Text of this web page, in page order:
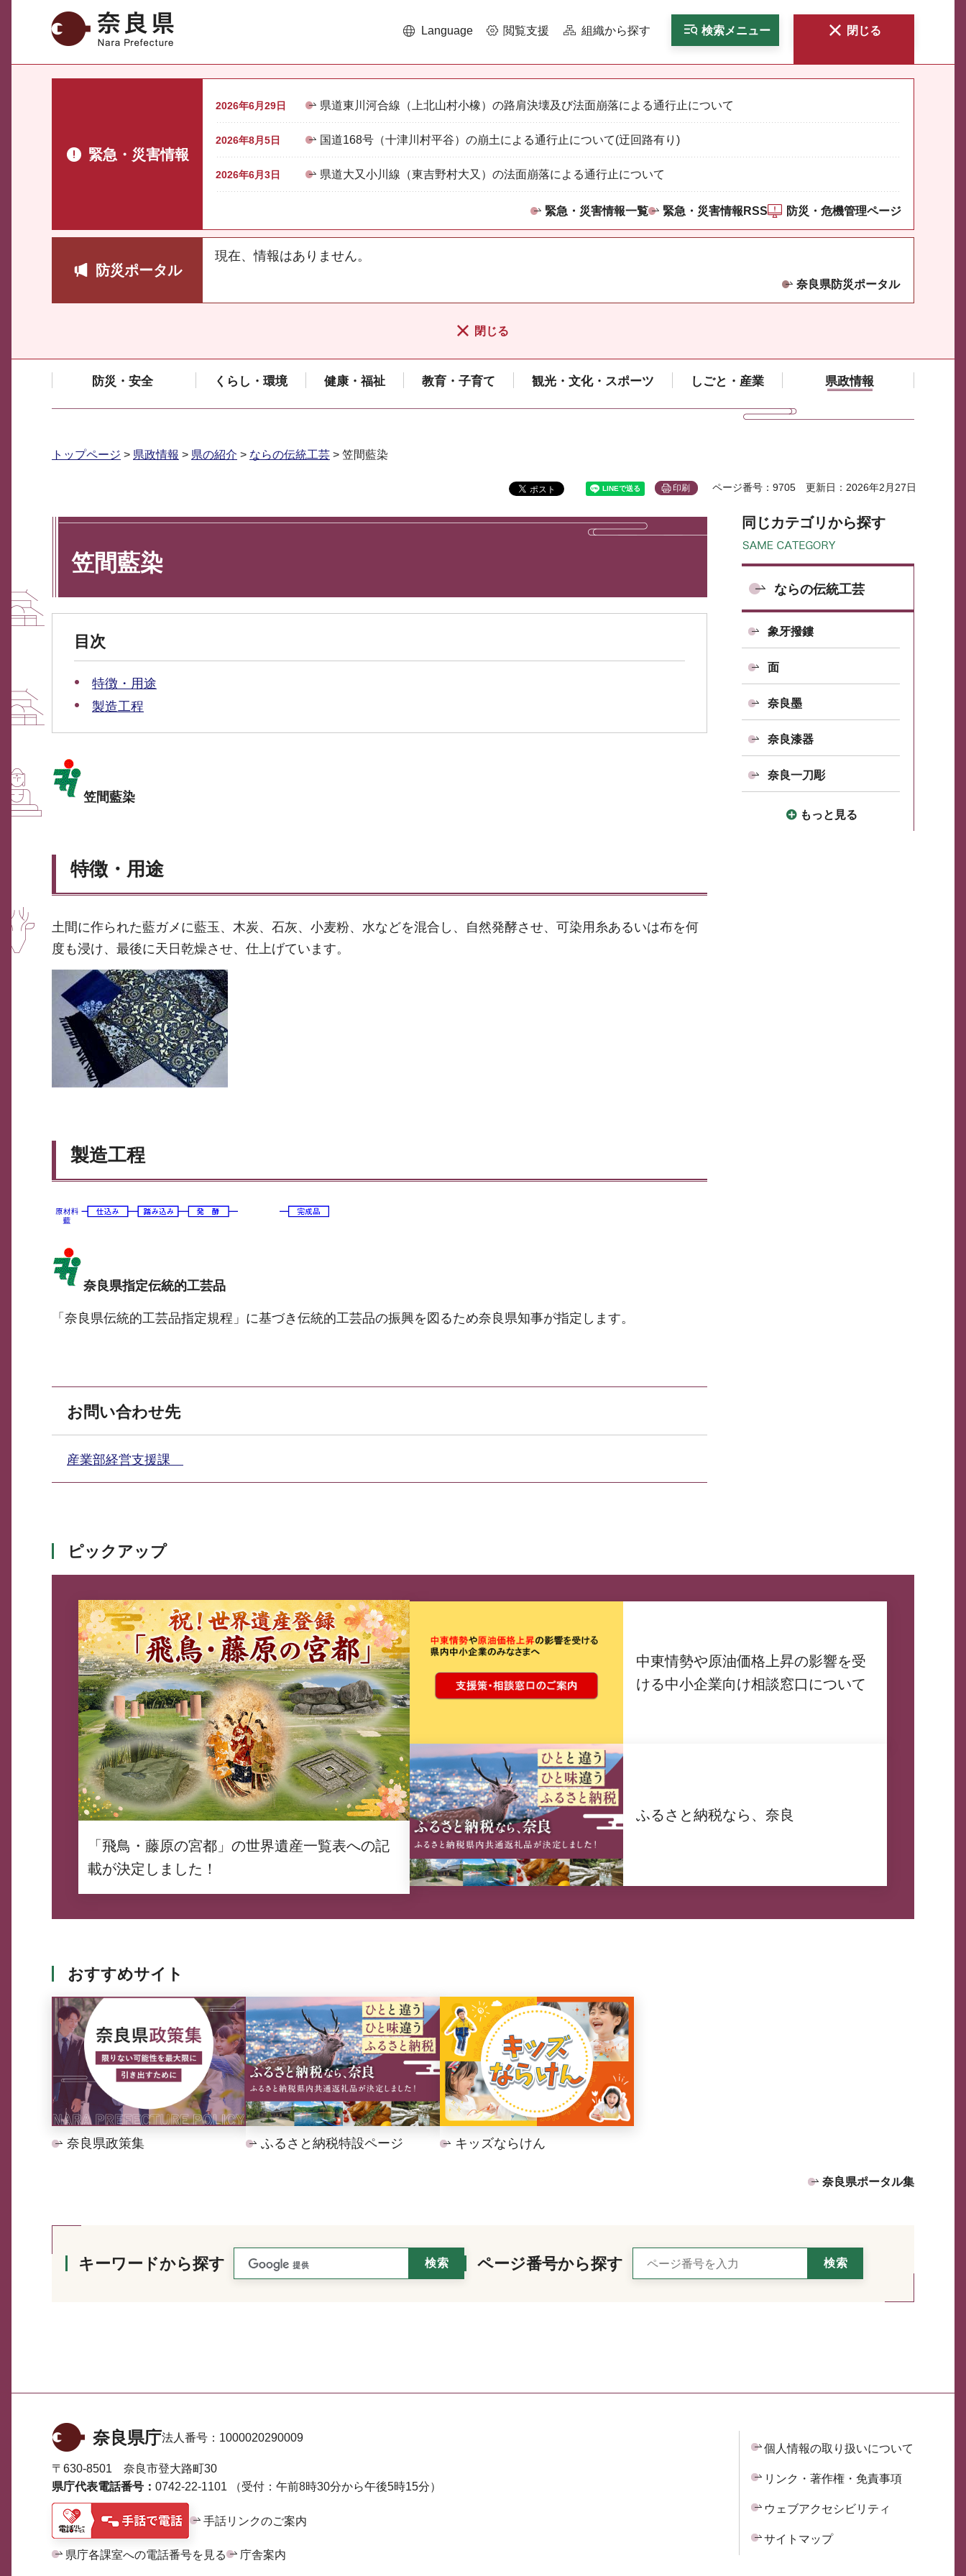
奈良県 Language 閲覧支援 組織から探す 検索メニュー 閉じる
緊急・災害情報
2026年6月29日 県道東川河合線（上北山村小橡）の路肩決壊及び法面崩落による通行止について
2026年8月5日 国道168号（十津川村平谷）の崩土による通行止について(迂回路有り)
2026年6月3日 県道大又小川線（東吉野村大又）の法面崩落による通行止について
緊急・災害情報一覧 緊急・災害情報RSS 防災・危機管理ページ
防災ポータル
現在、情報はありません。
奈良県防災ポータル
閉じる
防災・安全 くらし・環境 健康・福祉 教育・子育て 観光・文化・スポーツ しごと・産業 県政情報
トップページ > 県政情報 > 県の紹介 > ならの伝統工芸 > 笠間藍染
印刷 ページ番号：9705 更新日：2026年2月27日
笠間藍染
目次
特徴・用途
製造工程
笠間藍染
特徴・用途
土間に作られた藍ガメに藍玉、木炭、石灰、小麦粉、水などを混合し、自然発酵させ、可染用糸あるいは布を何
度も浸け、最後に天日乾燥させ、仕上げています。
製造工程
奈良県指定伝統的工芸品
「奈良県伝統的工芸品指定規程」に基づき伝統的工芸品の振興を図るため奈良県知事が指定します。
お問い合わせ先
産業部経営支援課
同じカテゴリから探す
ならの伝統工芸
象牙撥鏤
面
奈良墨
奈良漆器
奈良一刀彫
もっと見る
ピックアップ
「飛鳥・藤原の宮都」の世界遺産一覧表への記
載が決定しました！
中東情勢や原油価格上昇の影響を受
ける中小企業向け相談窓口について
ふるさと納税なら、奈良
おすすめサイト
奈良県政策集 ふるさと納税特設ページ キッズならけん
奈良県ポータル集
キーワードから探す ページ番号から探す
奈良県庁法人番号： 1000020290009
〒630-8501 奈良市登大路町30
県庁代表電話番号： 0742-22-1101 （受付：午前8時30分から午後5時15分）
手話リンクのご案内
県庁各課室への電話番号を見る 庁舎案内
個人情報の取り扱いについて
リンク・著作権・免責事項
ウェブアクセシビリティ
サイトマップ